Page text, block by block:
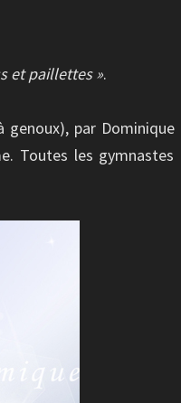
et paillettes ».
par Dominique
Toutes les gymnastes